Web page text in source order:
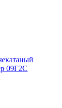
09Г2С